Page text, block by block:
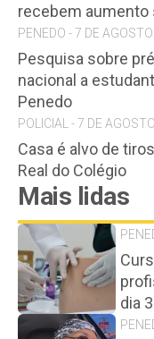
recebem aumento
PENEDO - 7 DE
Pesquisa sobre
nacional a
Penedo
POLICIAL - 7 DE
Casa é alvo de
Real do Colégio
Mais lidas
dia